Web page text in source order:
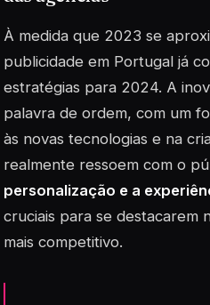
À medida que 2023 se
publicidade em Portugal já
estratégias para 2024. A
palavra de ordem, com um
às novas tecnologias e na
realmente ressoem com o
personalização e a
cruciais para se destacarem
mais competitivo.